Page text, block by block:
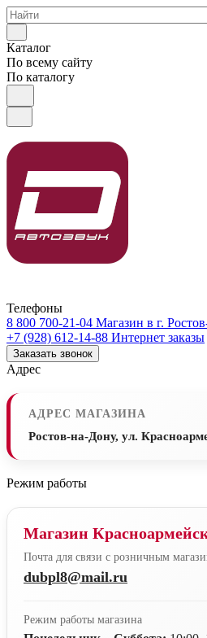
Каталог
По всему сайту
По каталогу
Телефоны
8 800 700-21-04 Магазин в г.
+7 (928) 612-14-88 Интернет заказы
Заказать звонок
Адрес
АДРЕС МАГАЗИНА
Ростов-на-Дону, ул.
Режим работы
Магазин
Почта для связи с розничным
dubpl8@mail.ru
Режим работы магазина